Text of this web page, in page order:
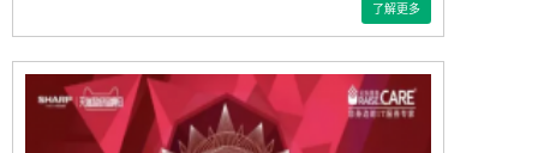
了解更多